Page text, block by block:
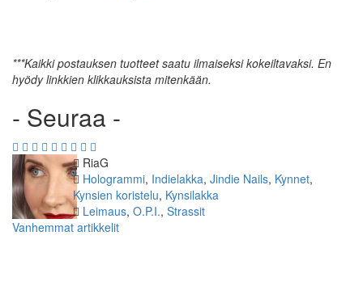
***Kaikki postauksen tuotteet saatu ilmaiseksi kokeiltavaksi. En
hyödy linkkien klikkauksista mitenkään.
- Seuraa -
Kirjoittaja
RiaG
Kategoriat
Hologrammi, Indielakka, Jindie Nails, Kynnet,
Kynsien koristelu, Kynsilakka
Avainsanat
Leimaus, O.P.I., Strassit
Artikkelien
Vanhemmat artikkelit